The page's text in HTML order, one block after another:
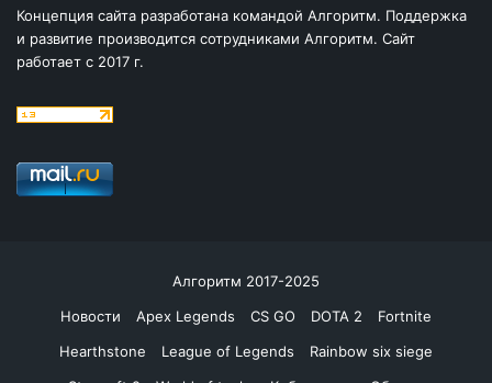
Концепция сайта разработана командой Алгоритм. Поддержка
и развитие производится сотрудниками Алгоритм. Сайт
работает с 2017 г.
Алгоритм 2017-2025
Новости
Apex Legends CS GO DOTA 2
Fortnite
Hearthstone
League of Legends
Rainbow six siege